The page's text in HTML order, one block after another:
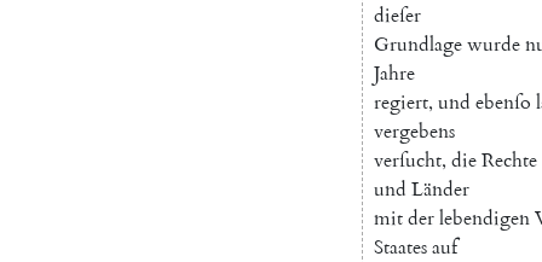
dieſer
Grundlagewurde
Jahre
regiert, und ebenſo
vergebens
verſucht, dieRechte
und Länder
mitderlebendigen
Staatesauf